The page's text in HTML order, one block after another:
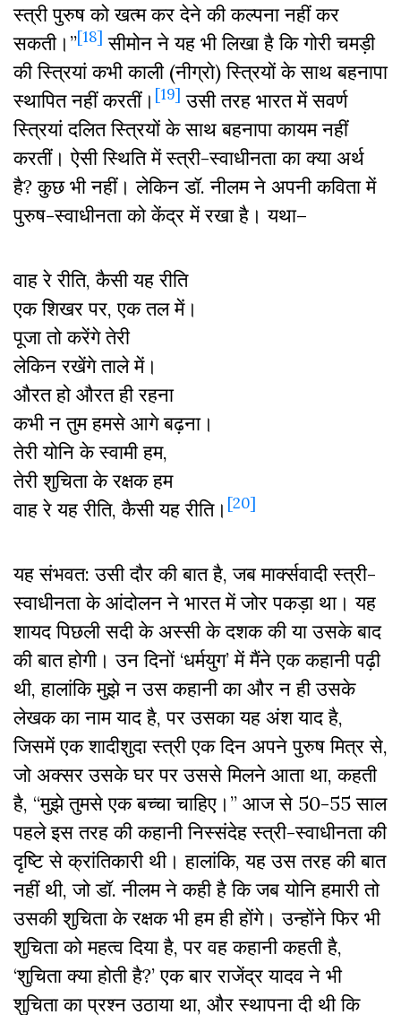
स्त्री पुरुष को खत्म कर देने की कल्पना नहीं कर
सकती।”[18] सीमोन ने यह भी लिखा है कि गोरी चमड़ी
की स्त्रियां कभी काली (नीग्रो) स्त्रियों के साथ बहनापा
स्थापित नहीं करतीं। [19] उसी तरह भारत में सवर्ण
स्त्रियां दलित स्त्रियों के साथ बहनापा कायम नहीं
करतीं। ऐसी स्थिति में स्त्री-स्वाधीनता का क्या अर्थ
है? कुछ भी नहीं। लेकिन डॉ. नीलम ने अपनी कविता में
पुरुष-स्वाधीनता को केंद्र में रखा है। यथा–
वाह रे रीति, कैसी यह रीति
एक शिखर पर, एक तल में।
पूजा तो करेंगे तेरी
लेकिन रखेंगे ताले में।
औरत हो औरत ही रहना
कभी न तुम हमसे आगे बढ़ना।
तेरी योनि के स्वामी हम,
तेरी शुचिता के रक्षक हम
वाह रे यह रीति, कैसी यह रीति। [20]
यह संभवत: उसी दौर की बात है, जब मार्क्सवादी स्त्री-
स्वाधीनता के आंदोलन ने भारत में जोर पकड़ा था। यह
शायद पिछली सदी के अस्सी के दशक की या उसके बाद
की बात होगी। उन दिनों ‘धर्मयुग’ में मैंने एक कहानी पढ़ी
थी, हालांकि मुझे न उस कहानी का और न ही उसके
लेखक का नाम याद है, पर उसका यह अंश याद है,
जिसमें एक शादीशुदा स्त्री एक दिन अपने पुरुष मित्र से,
जो अक्सर उसके घर पर उससे मिलने आता था, कहती
है, “मुझे तुमसे एक बच्चा चाहिए।” आज से 50-55 साल
पहले इस तरह की कहानी निस्संदेह स्त्री-स्वाधीनता की
दृष्टि से क्रांतिकारी थी। हालांकि, यह उस तरह की बात
नहीं थी, जो डॉ. नीलम ने कही है कि जब योनि हमारी तो
उसकी शुचिता के रक्षक भी हम ही होंगे। उन्होंने फिर भी
शुचिता को महत्व दिया है, पर वह कहानी कहती है,
‘शुचिता क्या होती है?’ एक बार राजेंद्र यादव ने भी
शुचिता का प्रश्न उठाया था, और स्थापना दी थी कि